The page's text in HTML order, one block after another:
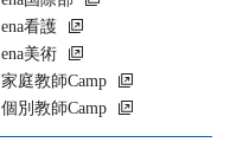
ena看護
ena美術
家庭教師Camp
個別教師Camp